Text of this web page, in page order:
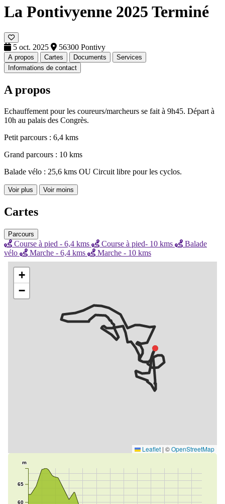
La Pontivyenne 2025 Terminé
5 oct. 2025 56300 Pontivy
A propos Cartes Documents
Services
Informations de contact
A propos
Echauffement pour les coureurs/marcheurs se fait à 9h45. Départ à
10h au palais des Congrès.
Petit parcours : 6,4 kms
Grand parcours : 10 kms
Balade vélo : 25,6 kms OU Circuit libre pour les cyclos.
Voir plus Voir moins
Cartes
Parcours
Course à pied - 6,4 kms Course à pied- 10 kms
Balade
vélo
Marche - 6,4 kms Marche - 10 kms